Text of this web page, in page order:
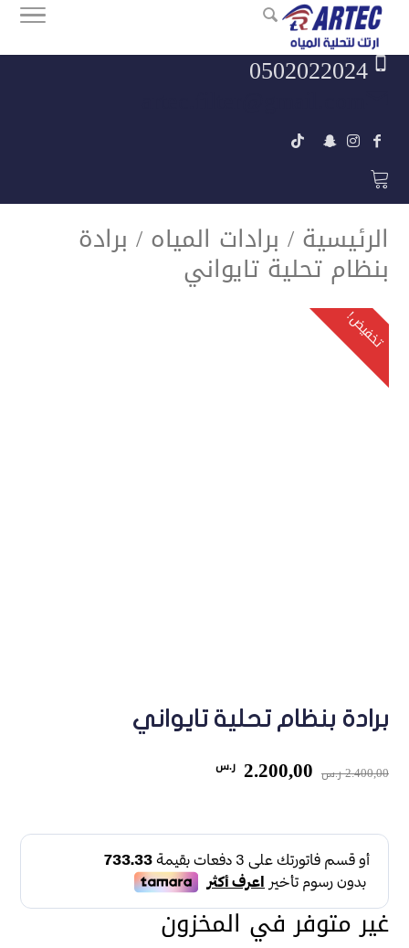
0502022024
الرئيسية / برادات المياه / برادة
بنظام تحلية تايواني
تخفيض!
برادة بنظام تحلية تايواني
2.400,00ر.س السعر
الأصلي
2.400,00 ر.س.
2.200,00 ر.سالسعر
الحالي
2.200,00 ر.س.
غير متوفر في المخزون